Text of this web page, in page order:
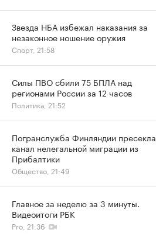
Звезда НБА избежал наказания за
незаконное ношение оружия
Спорт, 21:58
Силы ПВО сбили 75 БПЛА над
регионами России за 12 часов
Политика, 21:52
Погранслужба Финляндии пресекла
канал нелегальной миграции из
Прибалтики
Общество, 21:49
Главное за неделю за 3 минуты.
Видеоитоги РБК
Pro, 21:36